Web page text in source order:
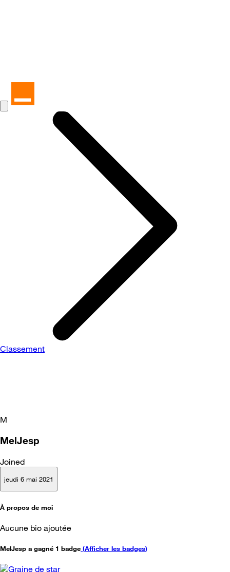
Classement
M
MelJesp
Joined
jeudi 6 mai 2021
À propos de moi
Aucune bio ajoutée
MelJesp a gagné 1 badge (Afficher les badges)